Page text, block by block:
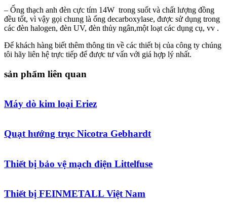
– Ống thạch anh đèn cực tím 14W trong suốt và chất lượng đồng
đều tốt, vì vậy gọi chung là ống decarboxylase, được sử dụng trong
các đèn halogen, đèn UV, đèn thủy ngân,một loạt các dụng cụ, vv .
Để khách hàng biết thêm thông tin về các thiết bị của công ty chúng
tôi hãy liên hệ trực tiếp để được tư vấn với giá hợp lý nhất.
sản phẩm liên quan
Máy dò kim loại Eriez
Quạt hướng trục Nicotra Gebhardt
Thiết bị bảo vệ mạch điện Littelfuse
Thiết bị FEINMETALL Việt Nam